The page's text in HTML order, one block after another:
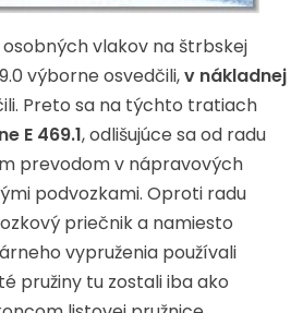
vlakov na štrbskej
výborne osvedčili,v nákladnej
Preto sa na týchto tratiach
E 469.1, odlišujúce sa od radu
prevodom v nápravových
podvozkami. Oproti radu
priečnik a namiesto
vypruženia používali
pružiny tu zostali iba ako